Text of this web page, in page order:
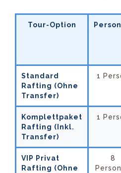
Tour-Option
Standard
Rafting (Ohne
Transfer)
1
Komplettpaket
Rafting (Inkl.
Transfer)
1
VIP Privat
Rafting (Ohne
8